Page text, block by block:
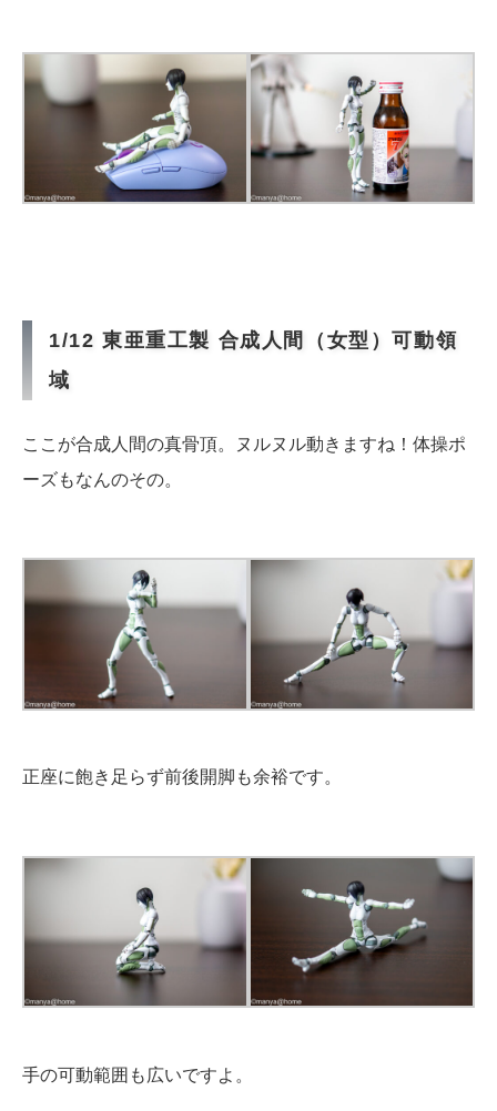
1/12 東亜重工製 合成人間（女型）可動領
域
ここが合成人間の真骨頂。ヌルヌル動きますね！体操ポ
ーズもなんのその。
正座に飽き足らず前後開脚も余裕です。
手の可動範囲も広いですよ。